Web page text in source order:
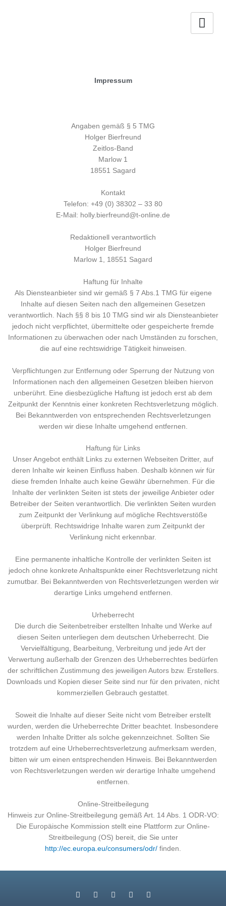
Impressum
Angaben gemäß § 5 TMG
Holger Bierfreund
Zeitlos-Band
Marlow 1
18551 Sagard
Kontakt
Telefon: +49 (0) 38302 – 33 80
E-Mail: holly.bierfreund@t-online.de
Redaktionell verantwortlich
Holger Bierfreund
Marlow 1, 18551 Sagard
Haftung für Inhalte
Als Diensteanbieter sind wir gemäß § 7 Abs.1 TMG für eigene
Inhalte auf diesen Seiten nach den allgemeinen Gesetzen
verantwortlich. Nach §§ 8 bis 10 TMG sind wir als Diensteanbieter
jedoch nicht verpflichtet, übermittelte oder gespeicherte fremde
Informationen zu überwachen oder nach Umständen zu forschen,
die auf eine rechtswidrige Tätigkeit hinweisen.
Verpflichtungen zur Entfernung oder Sperrung der Nutzung von
Informationen nach den allgemeinen Gesetzen bleiben hiervon
unberührt. Eine diesbezügliche Haftung ist jedoch erst ab dem
Zeitpunkt der Kenntnis einer konkreten Rechtsverletzung möglich.
Bei Bekanntwerden von entsprechenden Rechtsverletzungen
werden wir diese Inhalte umgehend entfernen.
Haftung für Links
Unser Angebot enthält Links zu externen Webseiten Dritter, auf
deren Inhalte wir keinen Einfluss haben. Deshalb können wir für
diese fremden Inhalte auch keine Gewähr übernehmen. Für die
Inhalte der verlinkten Seiten ist stets der jeweilige Anbieter oder
Betreiber der Seiten verantwortlich. Die verlinkten Seiten wurden
zum Zeitpunkt der Verlinkung auf mögliche Rechtsverstöße
überprüft. Rechtswidrige Inhalte waren zum Zeitpunkt der
Verlinkung nicht erkennbar.
Eine permanente inhaltliche Kontrolle der verlinkten Seiten ist
jedoch ohne konkrete Anhaltspunkte einer Rechtsverletzung nicht
zumutbar. Bei Bekanntwerden von Rechtsverletzungen werden wir
derartige Links umgehend entfernen.
Urheberrecht
Die durch die Seitenbetreiber erstellten Inhalte und Werke auf
diesen Seiten unterliegen dem deutschen Urheberrecht. Die
Vervielfältigung, Bearbeitung, Verbreitung und jede Art der
Verwertung außerhalb der Grenzen des Urheberrechtes bedürfen
der schriftlichen Zustimmung des jeweiligen Autors bzw. Erstellers.
Downloads und Kopien dieser Seite sind nur für den privaten, nicht
kommerziellen Gebrauch gestattet.
Soweit die Inhalte auf dieser Seite nicht vom Betreiber erstellt
wurden, werden die Urheberrechte Dritter beachtet. Insbesondere
werden Inhalte Dritter als solche gekennzeichnet. Sollten Sie
trotzdem auf eine Urheberrechtsverletzung aufmerksam werden,
bitten wir um einen entsprechenden Hinweis. Bei Bekanntwerden
von Rechtsverletzungen werden wir derartige Inhalte umgehend
entfernen.
Online-Streitbeilegung
Hinweis zur Online-Streitbeilegung gemäß Art. 14 Abs. 1 ODR-VO:
Die Europäische Kommission stellt eine Plattform zur Online-
Streitbeilegung (OS) bereit, die Sie unter
http://ec.europa.eu/consumers/odr/ finden.
F Y P M E